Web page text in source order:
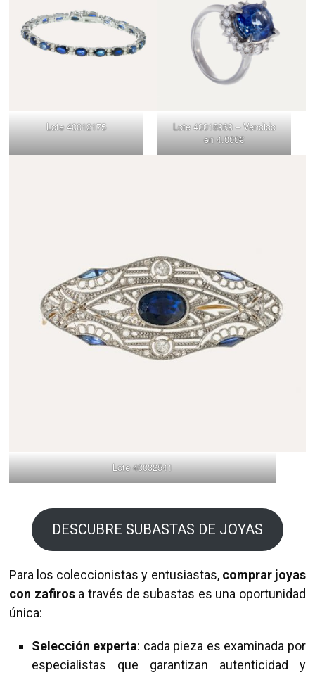
Lote 40012175
Lote 40018969 – Vendido
en 4.000€
Lote 40032541
DESCUBRE SUBASTAS DE JOYAS
Para los coleccionistas y entusiastas, comprar joyas
con zafirosa través de subastas es una oportunidad
única:
Selección experta: cada pieza es examinada por
especialistas que garantizan autenticidad y